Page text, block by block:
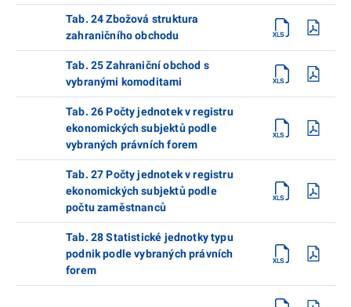
Tab. 24 Zbožová struktura
zahraničního obchodu
Tab. 25 Zahraniční obchod s
vybranými komoditami
Tab. 26 Počty jednotek v registru
ekonomických subjektů podle
vybraných právních forem
Tab. 27 Počty jednotek v registru
ekonomických subjektů podle
počtu zaměstnanců
Tab. 28 Statistické jednotky typu
podnik podle vybraných právních
forem